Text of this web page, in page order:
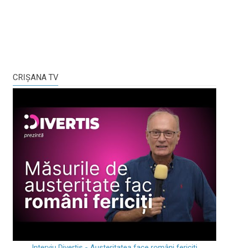
CRIŞANA TV